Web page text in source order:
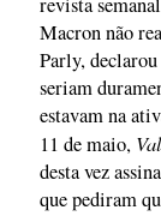
Macron não
Parly,
seriam
estavam na
11 de maio,
desta vez
que pediram